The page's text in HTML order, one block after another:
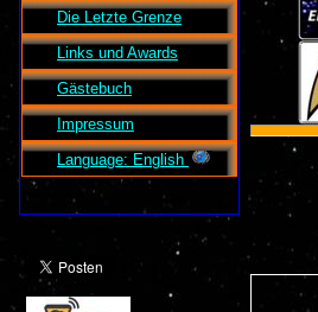
Die Letzte Grenze
Links und Awards
Gästebuch
Impressum
Language: English